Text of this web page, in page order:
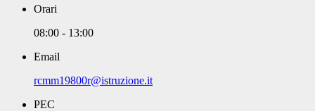
Orari
08:00 - 13:00
Email
rcmm19800r@istruzione.it
PEC